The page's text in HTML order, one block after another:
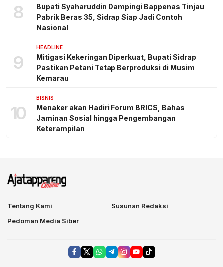
8
Bupati Syaharuddin Dampingi Bappenas Tinjau
Pabrik Beras 35, Sidrap Siap Jadi Contoh
Nasional
9
HEADLINE
Mitigasi Kekeringan Diperkuat, Bupati Sidrap
Pastikan Petani Tetap Berproduksi di Musim
Kemarau
10
BISNIS
Menaker akan Hadiri Forum BRICS, Bahas
Jaminan Sosial hingga Pengembangan
Keterampilan
Tentang Kami
Susunan Redaksi
Pedoman Media Siber